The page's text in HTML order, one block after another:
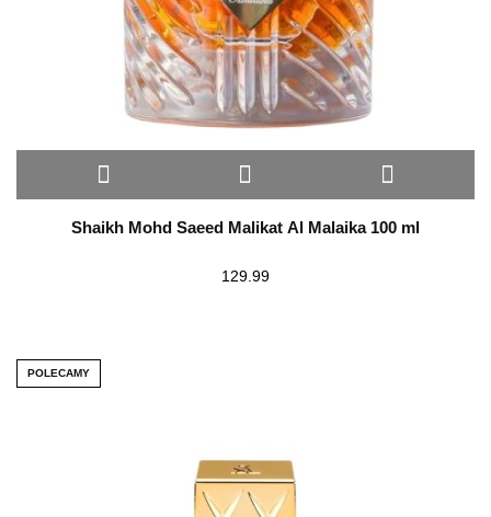
Shaikh Mohd Saeed Malikat Al Malaika 100 ml
129.99
POLECAMY